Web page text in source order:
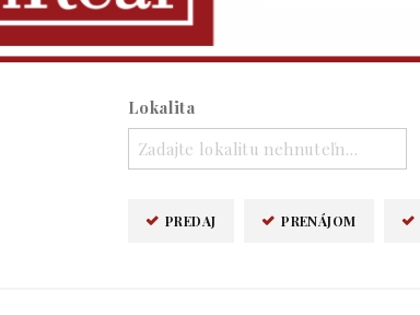
Lokalita
Zadajte lokalitu nehnuteľnosti ..
PREDAJ PRENÁJOM